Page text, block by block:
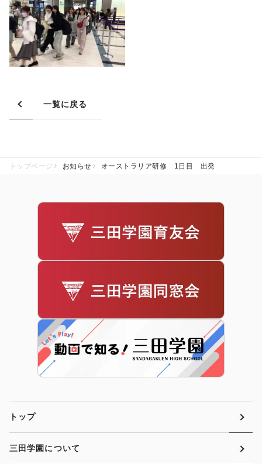
一覧に戻る
トップページ お知らせ オーストラリア研修 1日目 出発
トップ
三田学園について